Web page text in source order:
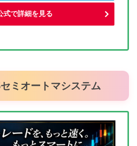
式で詳細を見る
セミオートマシステム